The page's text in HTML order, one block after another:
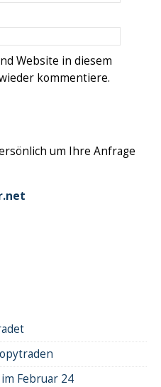
Website in diesem
kommentiere.
um Ihre Anfrage
Februar 24